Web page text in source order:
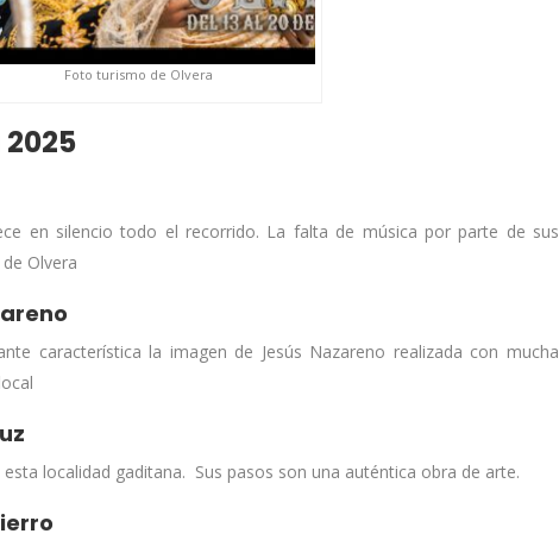
Foto turismo de Olvera
en silencio todo el recorrido. La falta de música por parte de sus
Olvera
característica la imagen de Jesús Nazareno realizada con mucha
localidad gaditana. Sus pasos son una auténtica obra de arte.